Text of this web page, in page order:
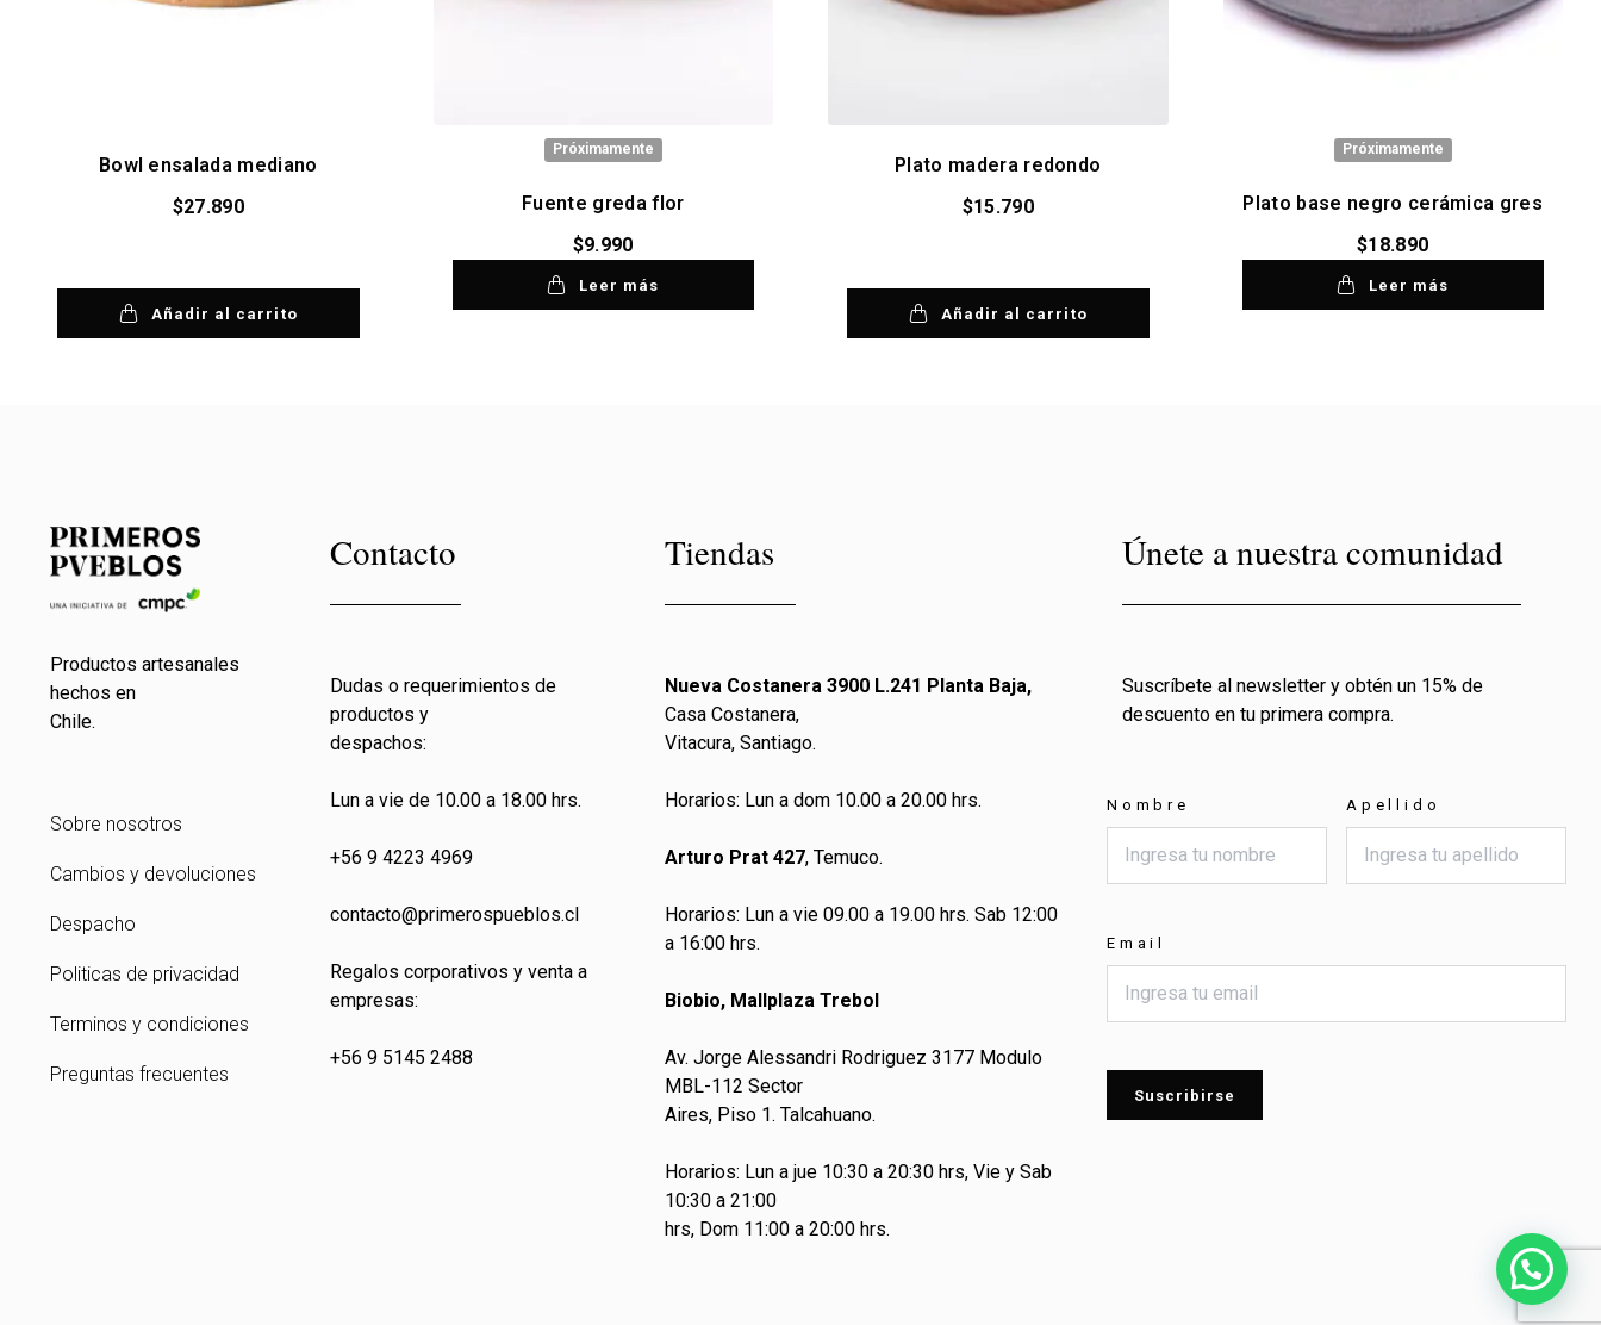
Bowl ensalada mediano
$27.890
Añadir al carrito
Próximamente
Fuente greda flor
$9.990
Leer más
Plato madera redondo
$15.790
Añadir al carrito
Próximamente
Plato base negro cerámica gres
$18.890
Leer más
Productos artesanales
hechos en
Chile.
Sobre nosotros
Cambios y devoluciones
Despacho
Politicas de privacidad
Terminos y condiciones
Preguntas frecuentes
Contacto
Dudas o requerimientos de
productos y
despachos:
Lun a vie de 10.00 a 18.00 hrs.
+56 9 4223 4969
contacto@primerospueblos.cl
Regalos corporativos y venta a
empresas:
+56 9 5145 2488
Tiendas
Nueva Costanera 3900 L.241 Planta Baja,
Casa Costanera,
Vitacura, Santiago.
Horarios: Lun a dom 10.00 a 20.00 hrs.
Arturo Prat 427, Temuco.
Horarios: Lun a vie 09.00 a 19.00 hrs. Sab 12:00
a 16:00 hrs.
Biobio, Mallplaza Trebol
Av. Jorge Alessandri Rodriguez 3177 Modulo
MBL-112 Sector
Aires, Piso 1. Talcahuano.
Horarios: Lun a jue 10:30 a 20:30 hrs, Vie y Sab
10:30 a 21:00
hrs, Dom 11:00 a 20:00 hrs.
Únete a nuestra comunidad
Suscríbete al newsletter y obtén un 15% de
descuento en tu primera compra.
Nombre Apellido
Email
Suscribirse